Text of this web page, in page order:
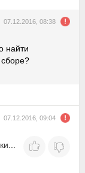
07.12.2016, 08:38
найти
07.12.2016, 09:04